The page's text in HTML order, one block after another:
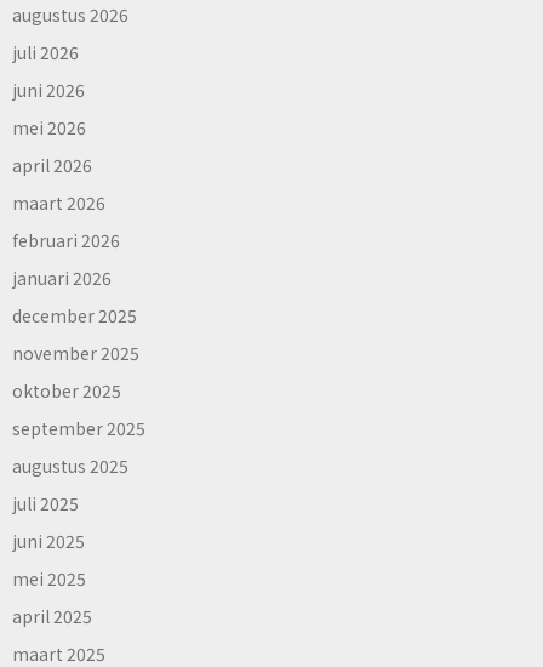
augustus 2026
juli 2026
juni 2026
mei 2026
april 2026
maart 2026
februari 2026
januari 2026
december 2025
november 2025
oktober 2025
september 2025
augustus 2025
juli 2025
juni 2025
mei 2025
april 2025
maart 2025